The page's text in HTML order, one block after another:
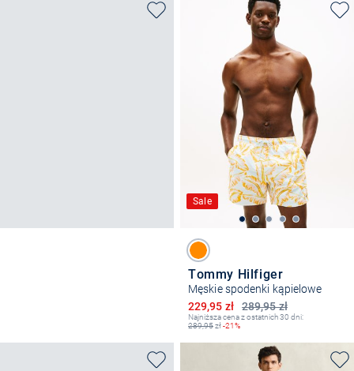
Sale
Tommy Hilfiger
Męskie spodenki kąpielowe
289,95 zł
Obniżona cena
229,95 zł
Najniższa cena z ostatnich 30 dni:
289,95zł-21%